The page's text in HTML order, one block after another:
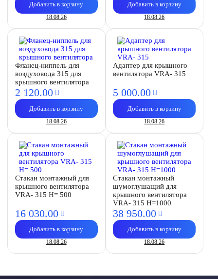
Добавить в корзину
18.08.26
Добавить в корзину
18.08.26
Фланец-ниппель для
воздуховода 315 для
крышного вентилятора
2 120.00
Добавить в корзину
18.08.26
Адаптер для крышного
вентилятора VRA- 315
5 000.00
Добавить в корзину
18.08.26
Стакан монтажный для
крышного вентилятора
VRA- 315 H= 500
16 030.00
Добавить в корзину
18.08.26
Стакан монтажный
шумоглушащий для
крышного вентилятора
VRA- 315 H=1000
38 950.00
Добавить в корзину
18.08.26